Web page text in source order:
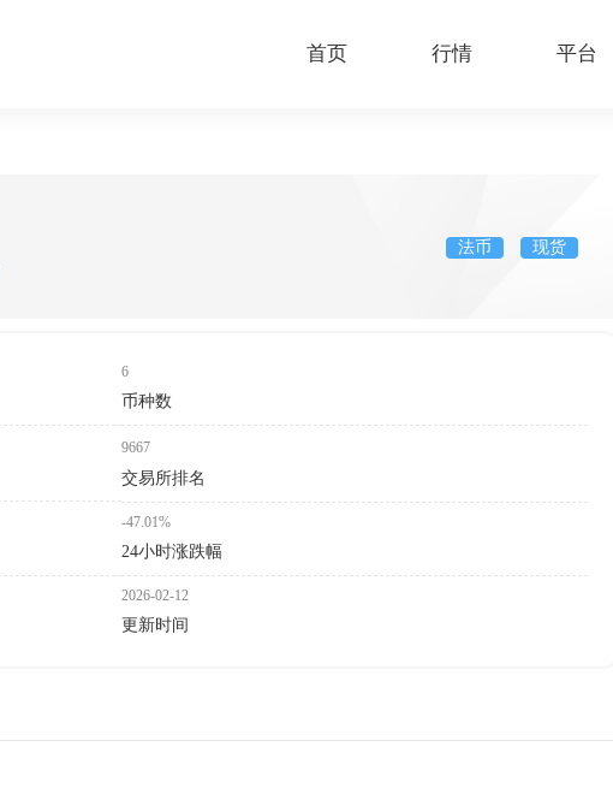
首页 行情 平台
法币 现货
6
币种数
9667
交易所排名
-47.01%
24小时涨跌幅
2026-02-12
更新时间